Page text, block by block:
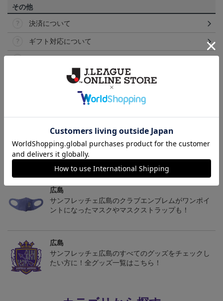
その他
決済について
ギフト対応について
トピックス
サンフレッチェ広島の2022ユニフォームを着て試合
を応援しよう！
広島
サンフレッチェ広島のクラブエンブレムがワンポイ
ントになったマスクやマスクストラップも！
広島
サンフレッチェ広島のすべてのグッズをチェックし
たい方に！全グッズ一覧はこちら！